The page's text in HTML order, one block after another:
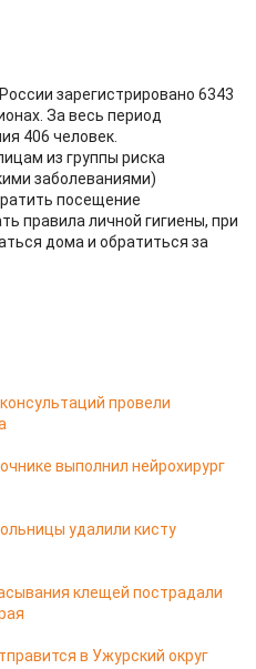
зарегистрировано 6343
За весь период
406 человек.
из группы риска
заболеваниями)
посещение
правила личной гигиены, при
дома и обратиться за
провели
выполнил нейрохирург
удалили кисту
клещей пострадали
в Ужурский округ